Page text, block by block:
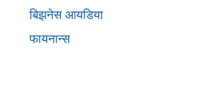
बिझनेस आयडिया
फायनान्स